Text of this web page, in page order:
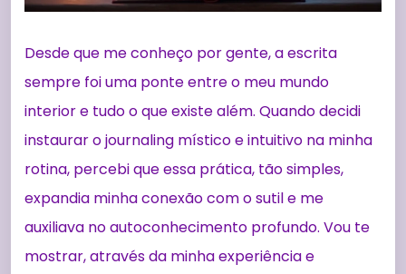
Desde que me conheço por gente, a escrita
sempre foi uma ponte entre o meu mundo
interior e tudo o que existe além. Quando decidi
instaurar o journaling místico e intuitivo na minha
rotina, percebi que essa prática, tão simples,
expandia minha conexão com o sutil e me
auxiliava no autoconhecimento profundo. Vou te
mostrar, através da minha experiência e